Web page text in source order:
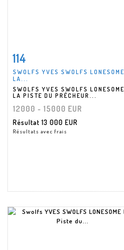
Fiche détaillée
114
SWOLFS YVES SWOLFS LONESOME
LA...
SWOLFS YVES SWOLFS LONESOME
LA PISTE DU PRÊCHEUR...
12000 - 15000 EUR
Résultat 13 000 EUR
Résultats avec frais